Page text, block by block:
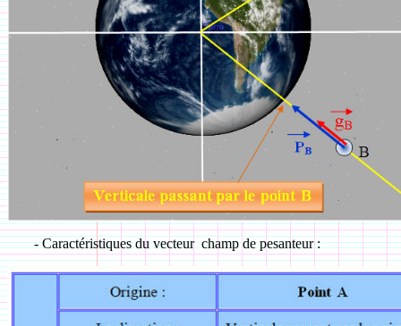
- Caractéristiques du vecteur champ de pesanteur :